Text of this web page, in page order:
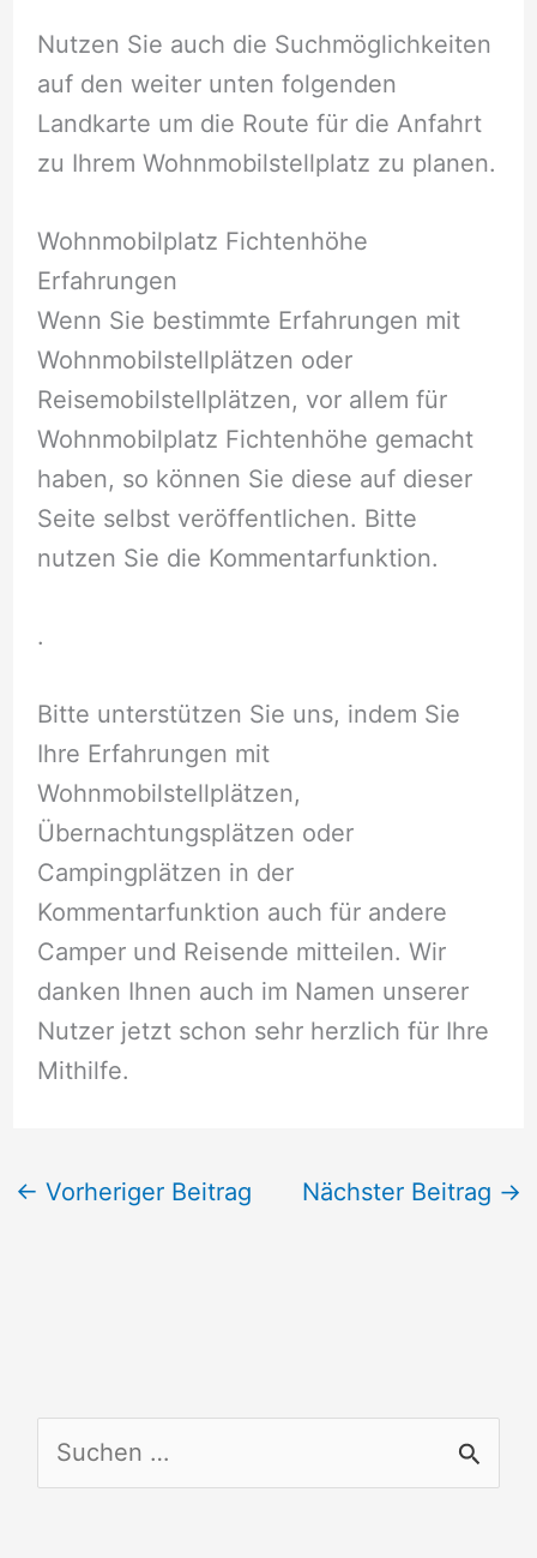
Nutzen Sie auch die Suchmöglichkeiten
auf den weiter unten folgenden
Landkarte um die Route für die Anfahrt
zu Ihrem Wohnmobilstellplatz zu planen.
Wohnmobilplatz Fichtenhöhe
Erfahrungen
Wenn Sie bestimmte Erfahrungen mit
Wohnmobilstellplätzen oder
Reisemobilstellplätzen, vor allem für
Wohnmobilplatz Fichtenhöhe gemacht
haben, so können Sie diese auf dieser
Seite selbst veröffentlichen. Bitte
nutzen Sie die Kommentarfunktion.
.
Bitte unterstützen Sie uns, indem Sie
Ihre Erfahrungen mit
Wohnmobilstellplätzen,
Übernachtungsplätzen oder
Campingplätzen in der
Kommentarfunktion auch für andere
Camper und Reisende mitteilen. Wir
danken Ihnen auch im Namen unserer
Nutzer jetzt schon sehr herzlich für Ihre
Mithilfe.
← Vorheriger Beitrag Nächster Beitrag →
u